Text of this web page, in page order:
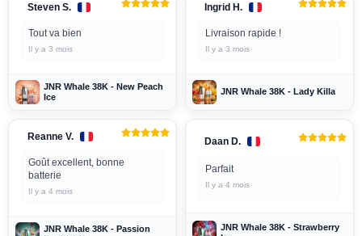
Steven S.
Tout va bien
Il y a 3 mois
JNR Whale 38K - New Peach
Ice
Ingrid H.
Livraison rapide !
Il y a 3 mois
JNR Whale 38K - Lady Killa
Reanne V.
Goût excellent, bonne
batterie
Il y a 4 mois
JNR Whale 38K - Passion
Daan D.
Parfait
Il y a 4 mois
JNR Whale 38K - Strawberry